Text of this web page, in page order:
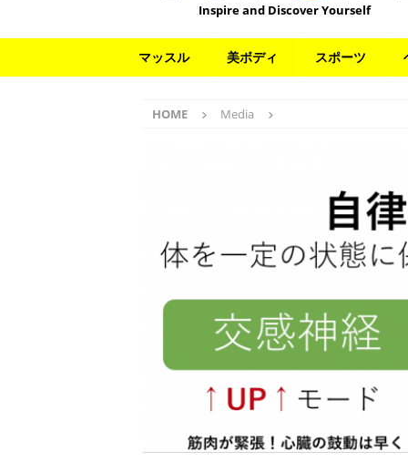
Inspire and Discover Yourself
マッスル 美ボディ スポーツ
HOME Media